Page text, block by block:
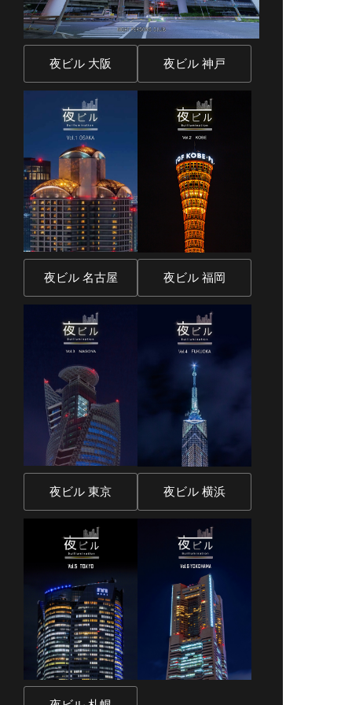
夜ビル 大阪 夜ビル 神戸
夜ビル 名古屋 夜ビル 福岡
夜ビル 東京 夜ビル 横浜